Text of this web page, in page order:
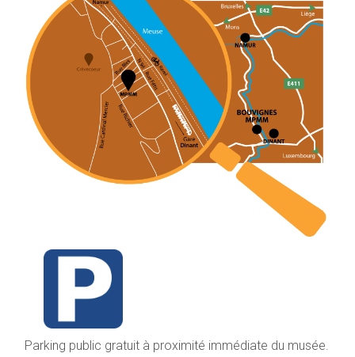
Parking public gratuit à proximité immédiate du musée.